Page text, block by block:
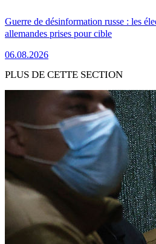
Guerre de désinformation russe : les
allemandes prises pour cible
06.08.2026
PLUS DE CETTE SECTION